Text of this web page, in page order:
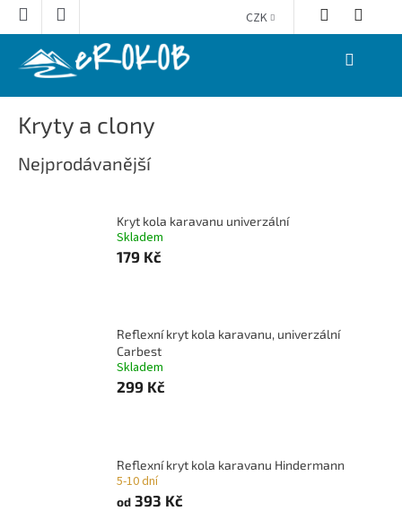
Přejít
CZK
NÁKUPNÍ
Kryty a clony
Nejprodávanější
Kryt kola karavanu univerzální
Skladem
179 Kč
Reflexní kryt kola karavanu, univerzální
Carbest
Skladem
299 Kč
Reflexní kryt kola karavanu Hindermann
5-10 dní
od 393 Kč